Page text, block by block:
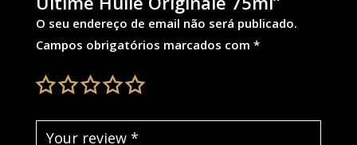
O seu endereço de email não será publicado.
Campos obrigatórios marcados com *